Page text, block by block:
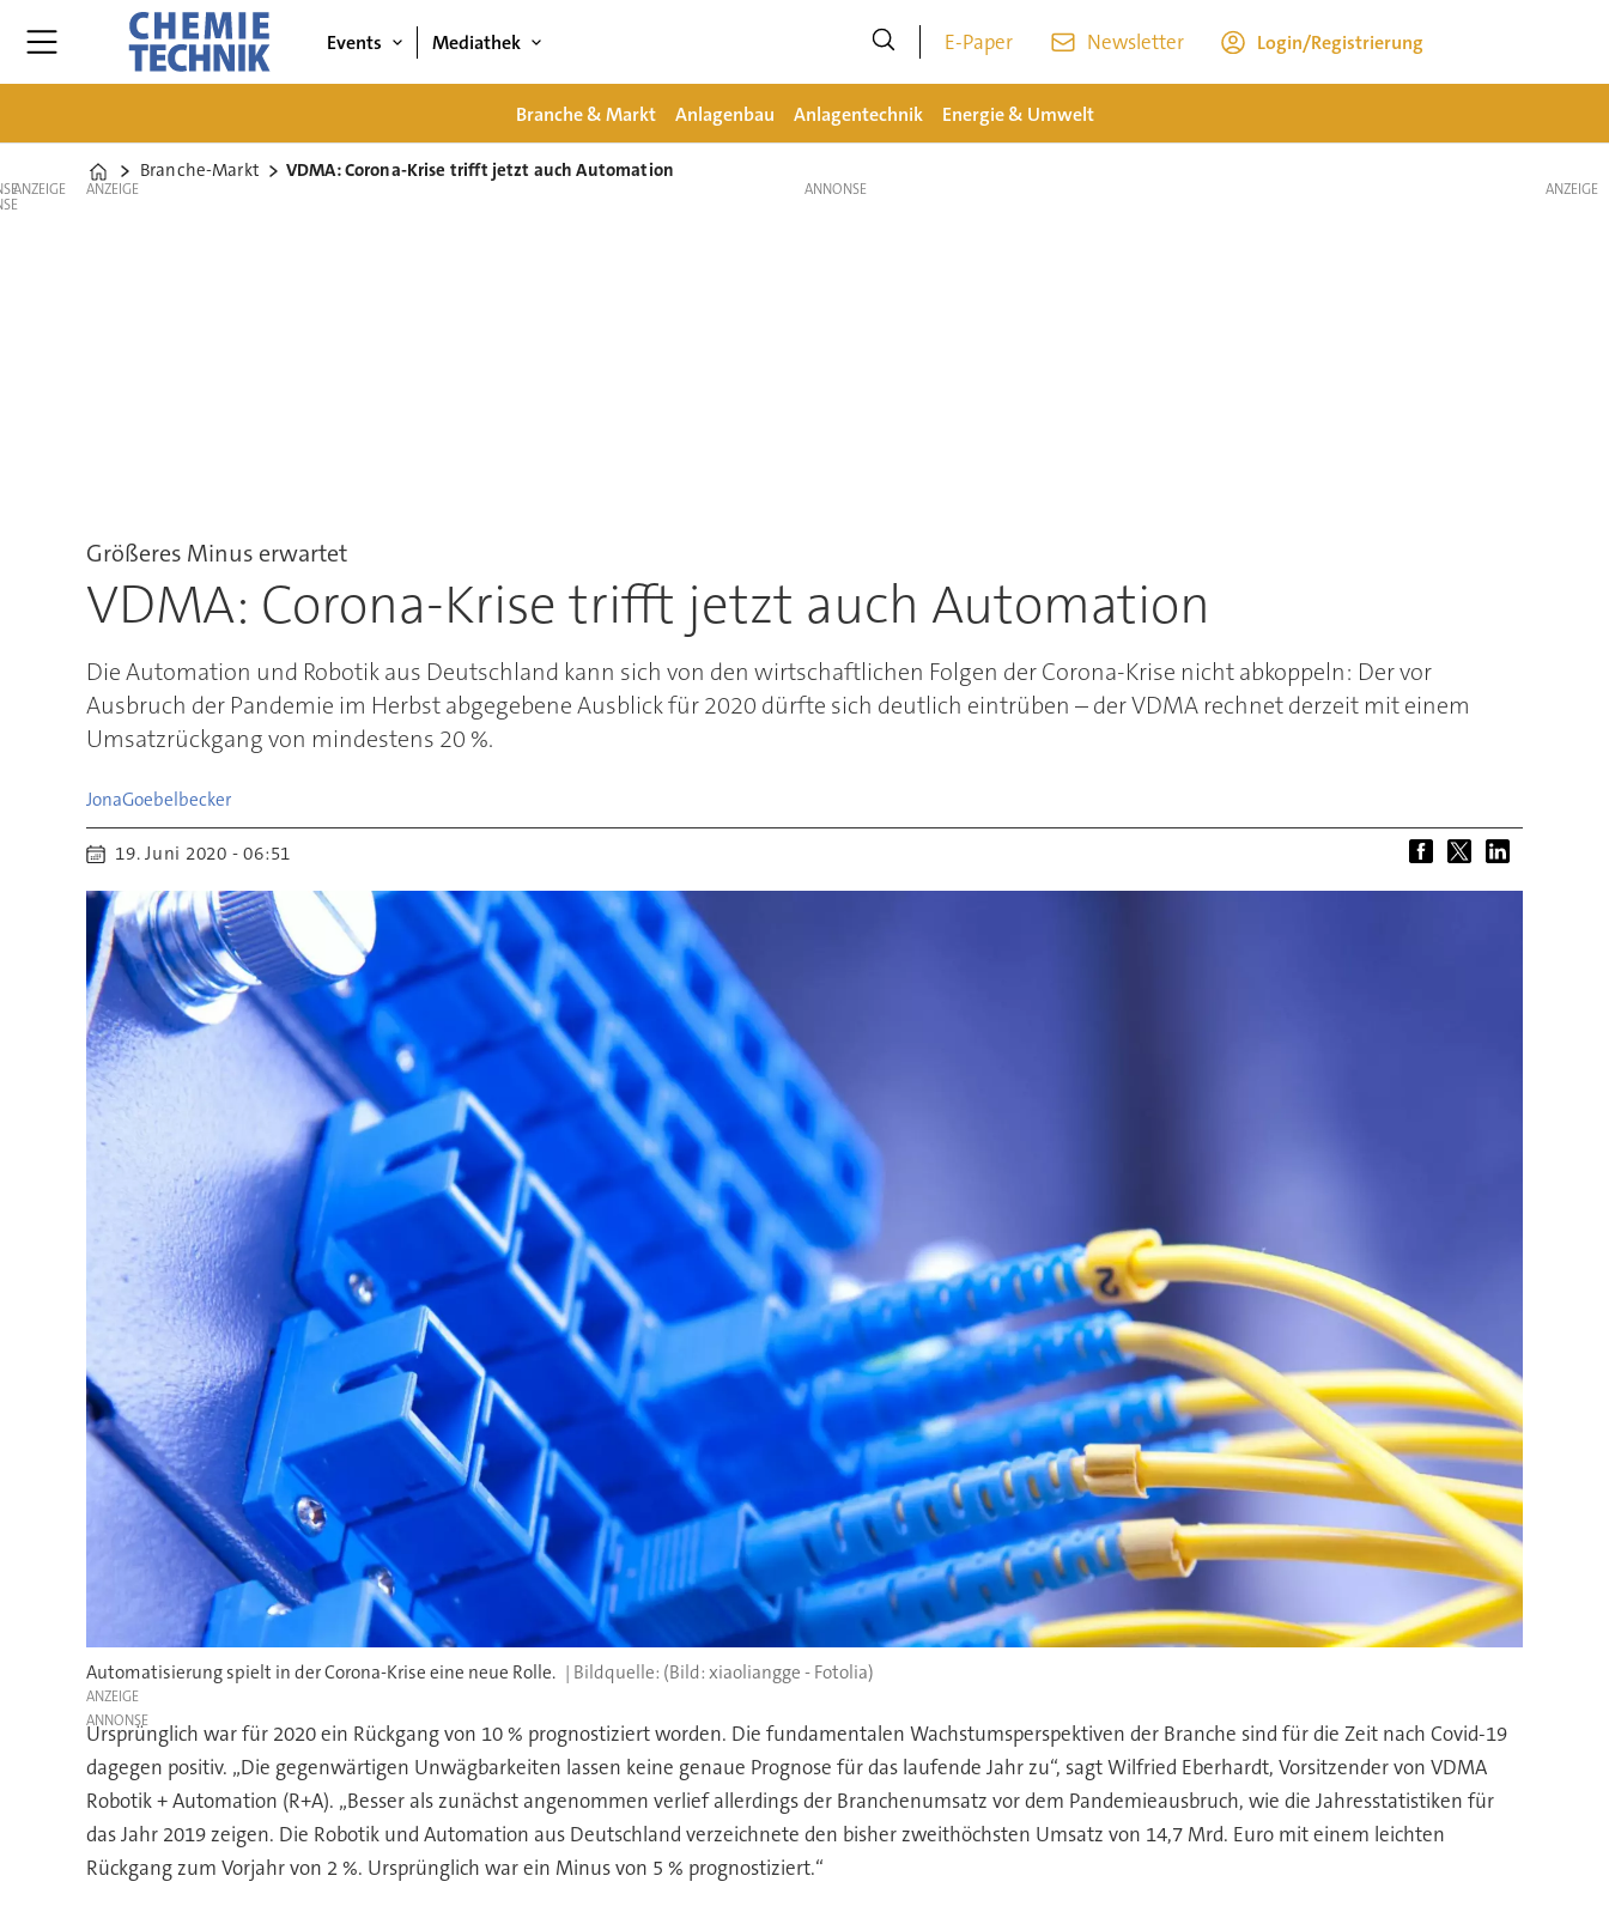
Events Mediathek E-Paper Newsletter Login/Registrierung
Branche & Markt Anlagenbau Anlagentechnik Energie & Umwelt
Home
Branche-Markt VDMA: Corona-Krise trifft jetzt auch Automation
ANZEIGE ANZEIGE
Größeres Minus erwartet
VDMA: Corona-Krise trifft jetzt auch Automation
Die Automation und Robotik aus Deutschland kann sich von den wirtschaftlichen Folgen der Corona-Krise nicht abkoppeln: Der vor
Ausbruch der Pandemie im Herbst abgegebene Ausblick für 2020 dürfte sich deutlich eintrüben – der VDMA rechnet derzeit mit einem
Umsatzrückgang von mindestens 20 %.
JonaGoebelbecker
19. Juni 2020 - 06:51
Automatisierung spielt in der Corona-Krise eine neue Rolle. (Bild: xiaoliangge - Fotolia)
ANZEIGE
Ursprünglich war für 2020 ein Rückgang von 10 % prognostiziert worden. Die fundamentalen Wachstumsperspektiven der Branche sind für die Zeit nach Covid-19
dagegen positiv. „Die gegenwärtigen Unwägbarkeiten lassen keine genaue Prognose für das laufende Jahr zu“, sagt Wilfried Eberhardt, Vorsitzender von VDMA
Robotik + Automation (R+A). „Besser als zunächst angenommen verlief allerdings der Branchenumsatz vor dem Pandemieausbruch, wie die Jahresstatistiken für
das Jahr 2019 zeigen. Die Robotik und Automation aus Deutschland verzeichnete den bisher zweithöchsten Umsatz von 14,7 Mrd. Euro mit einem leichten
Rückgang zum Vorjahr von 2 %. Ursprünglich war ein Minus von 5 % prognostiziert.“
ANZEIGE